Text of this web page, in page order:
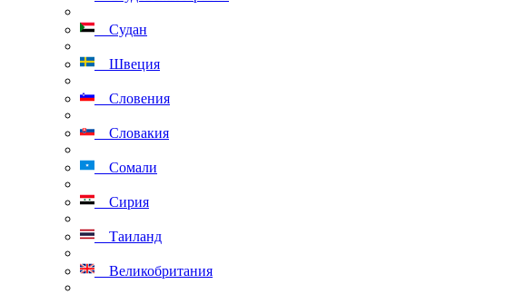
Судан
Швеция
Словения
Словакия
Сомали
Сирия
Таиланд
Великобритания